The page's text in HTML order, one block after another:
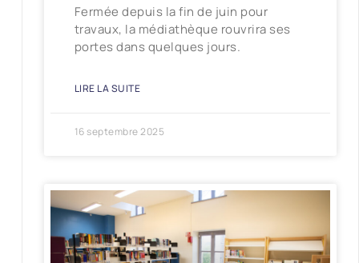
Fermée depuis la fin de juin pour
travaux, la médiathèque rouvrira ses
portes dans quelques jours.
LIRE LA SUITE
16 septembre 2025